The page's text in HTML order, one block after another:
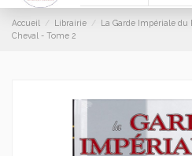
Accueil Librairie
La Garde Impériale du
Cheval - Tome 2